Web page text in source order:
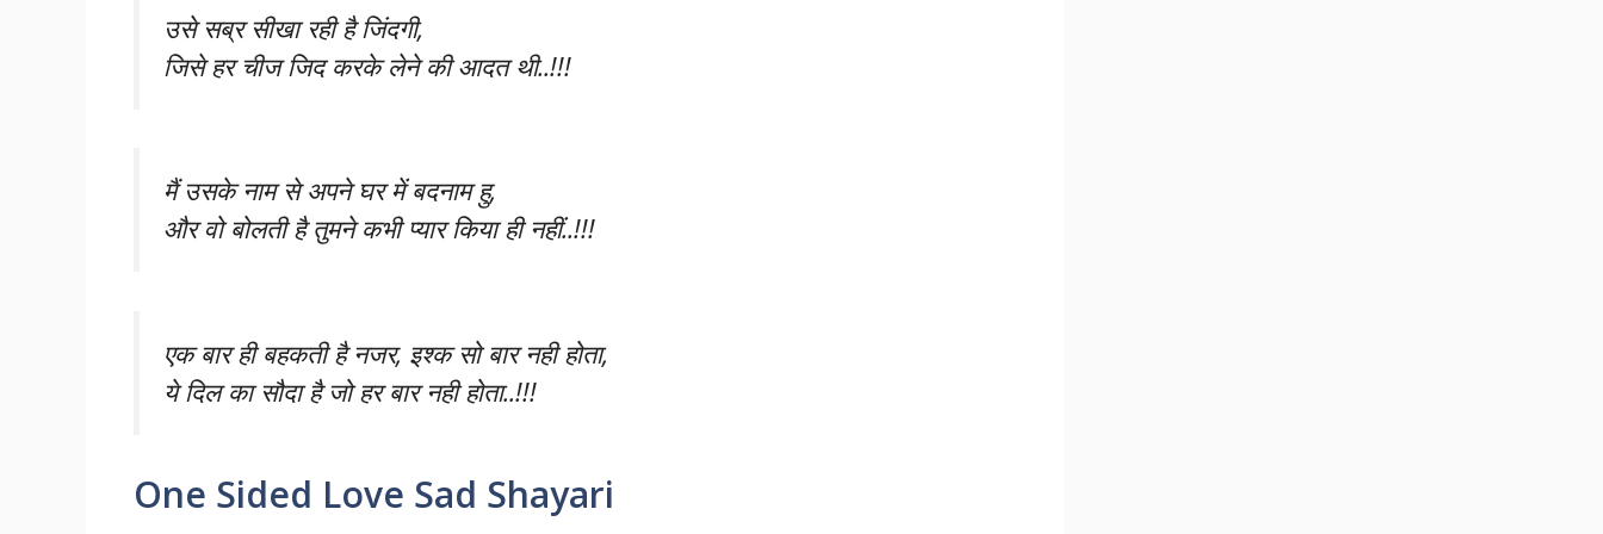
उसे सब्र सीखा रही है जिंदगी,
जिसे हर चीज जिद करके लेने की आदत थी..!!!
मैं उसके नाम से अपने घर में बदनाम हु,
और वो बोलती है तुमने कभी प्यार किया ही नहीं..!!!
एक बार ही बहकती है नजर, इश्क सो बार नही होता,
ये दिल का सौदा है जो हर बार नही होता..!!!
One Sided Love Sad Shayari